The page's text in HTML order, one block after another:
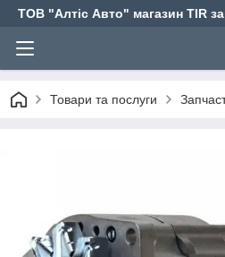
ТОВ "Алтіс Авто" магазин TIR
Товари та послуги